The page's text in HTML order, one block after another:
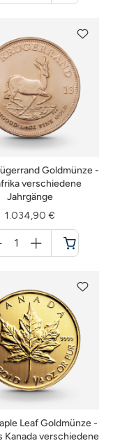
Warenkorb
Goldmünze -
verschiedene
Jahrgänge
1.034,90 €
für
Warenkorb
Leaf Goldmünze -
Kanada verschiedene